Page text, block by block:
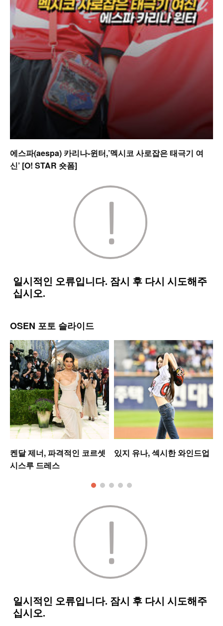
에스파(aespa) 카리나-윈터,’멕시코 사로잡은 태극기 여
신’ [O! STAR 숏폼]
OSEN 포토 슬라이드
켄달 제너, 파격적인 코르셋
시스루 드레스
있지 유나, 섹시한 와인드업